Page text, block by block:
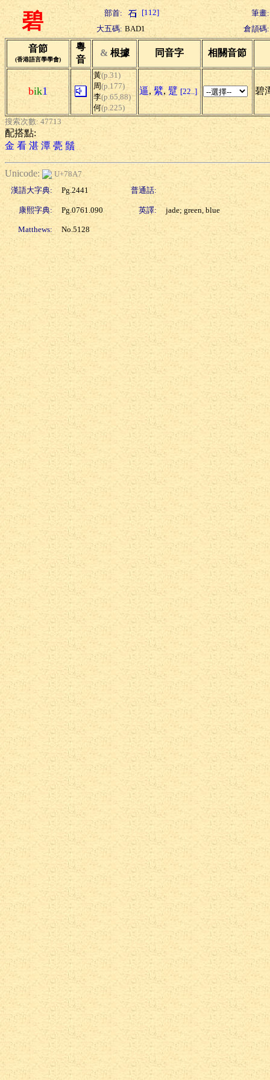
碧 部首: [112]
筆畫:
大五碼: BAD1 倉頡碼:
音節
(香港語言學學會)
粵
音
& 根據 同音字 相關音節
bik1
黃(p.31)
周(p.177)
李(p.65,88)
何(p.225)
逼, 繴, 躄 [22..] 碧
搜索次數: 47713
配搭點:
金 看 湛 潭 甍 鬚
Unicode:
U+78A7
漢語大字典:
Pg.2441 普通話:
康熙字典: Pg.0761.090 英譯: jade; green, blue
Matthews: No.5128